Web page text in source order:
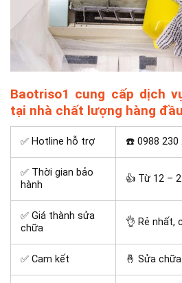
Baotriso1 cung cấp dịch
tại nhà chất lượng hàng đầu
✅ Hotline hỗ trợ ☎️ 0988 230
✅ Thời gian bảo
hành
👍 Từ 12 –
✅ Giá thành sửa
chữa
👌 Rẻ nhất,
✅ Cam kết 🤞 Sửa